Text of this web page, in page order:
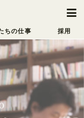
ちの仕事 採用